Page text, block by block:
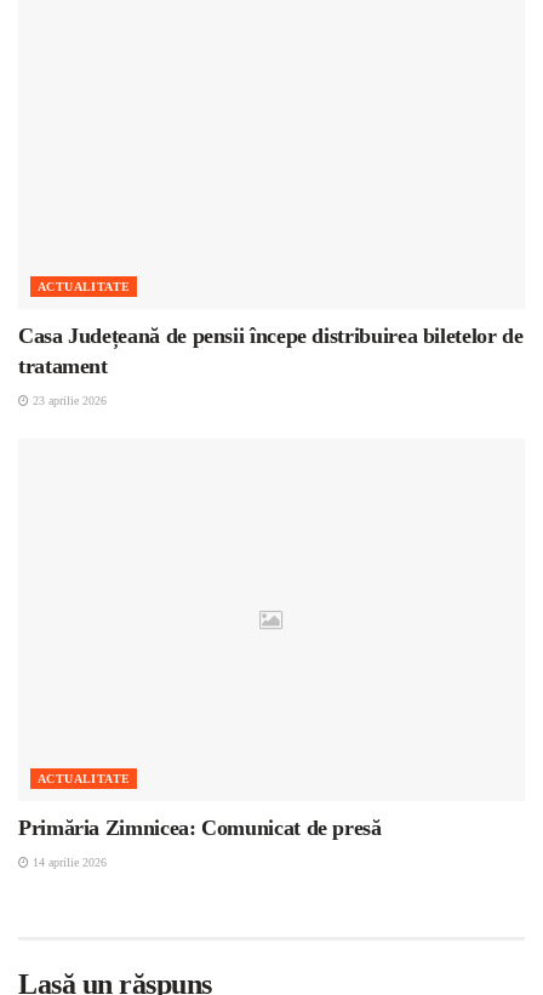
ACTUALITATE
Casa Județeană de pensii începe distribuirea biletelor de
tratament
23 aprilie 2026
ACTUALITATE
Primăria Zimnicea: Comunicat de presă
14 aprilie 2026
Lasă un răspuns